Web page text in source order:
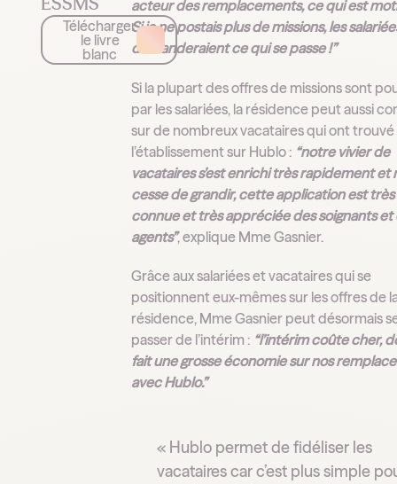
Télécharger
le livre
blanc
acteur des remplacements, ce qui est
Si je ne postais plus de missions, les
demanderaient ce qui se passe !”
Si la plupart des offres de missions sont
par les salariées, la résidence peut aussi
sur de nombreux vacataires qui ont trouvé
l’établissement sur Hublo : “notre vivier de
vacataires s’est enrichi très rapidement et
cesse de grandir, cette application est très
connue et très appréciée des soignants et
agents”, explique Mme Gasnier.
Grâce aux salariées et vacataires qui se
positionnent eux-mêmes sur les offres de
résidence, Mme Gasnier peut désormais
passer de l’intérim : “l’intérim coûte cher,
fait une grosse économie sur nos
avec Hublo.”
« Hublo permet de fidéliser les
vacataires car c’est plus simple